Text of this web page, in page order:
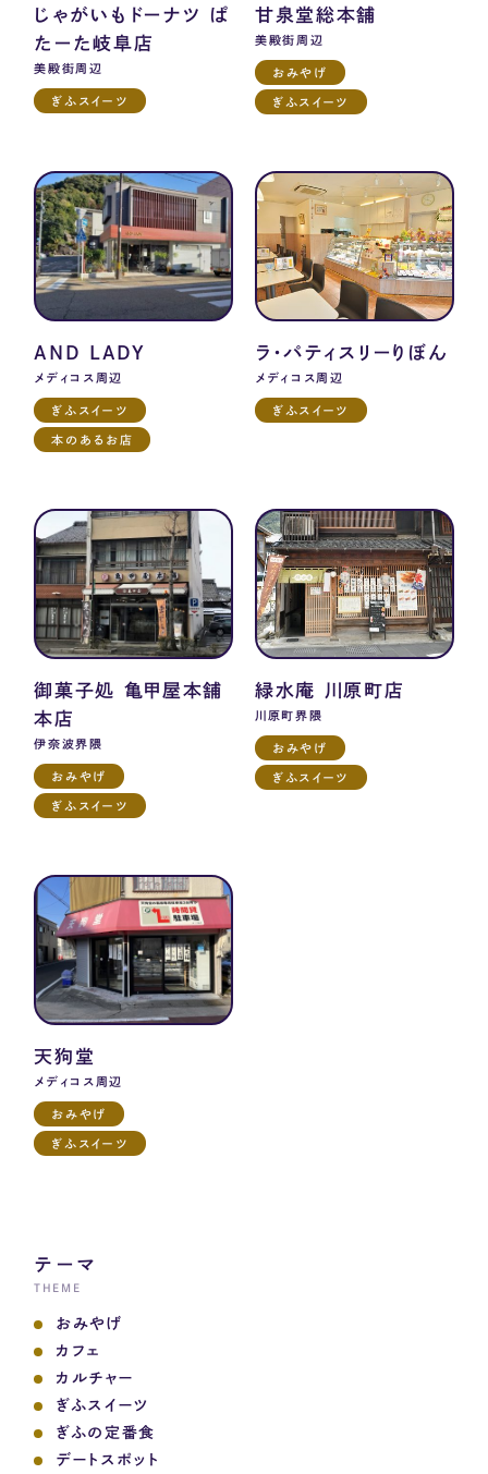
じゃがいもドーナツ ぱ
たーた岐阜店
美殿街周辺
ぎふスイーツ
甘泉堂総本舗
美殿街周辺
おみやげ
ぎふスイーツ
AND LADY
メディコス周辺
ぎふスイーツ
本のあるお店
ラ・パティスリーりぼん
メディコス周辺
ぎふスイーツ
御菓子処 亀甲屋本舗
本店
伊奈波界隈
おみやげ
ぎふスイーツ
緑水庵 川原町店
川原町界隈
おみやげ
ぎふスイーツ
天狗堂
メディコス周辺
おみやげ
ぎふスイーツ
テーマ
THEME
おみやげ
カフェ
カルチャー
ぎふスイーツ
ぎふの定番食
デートスポット